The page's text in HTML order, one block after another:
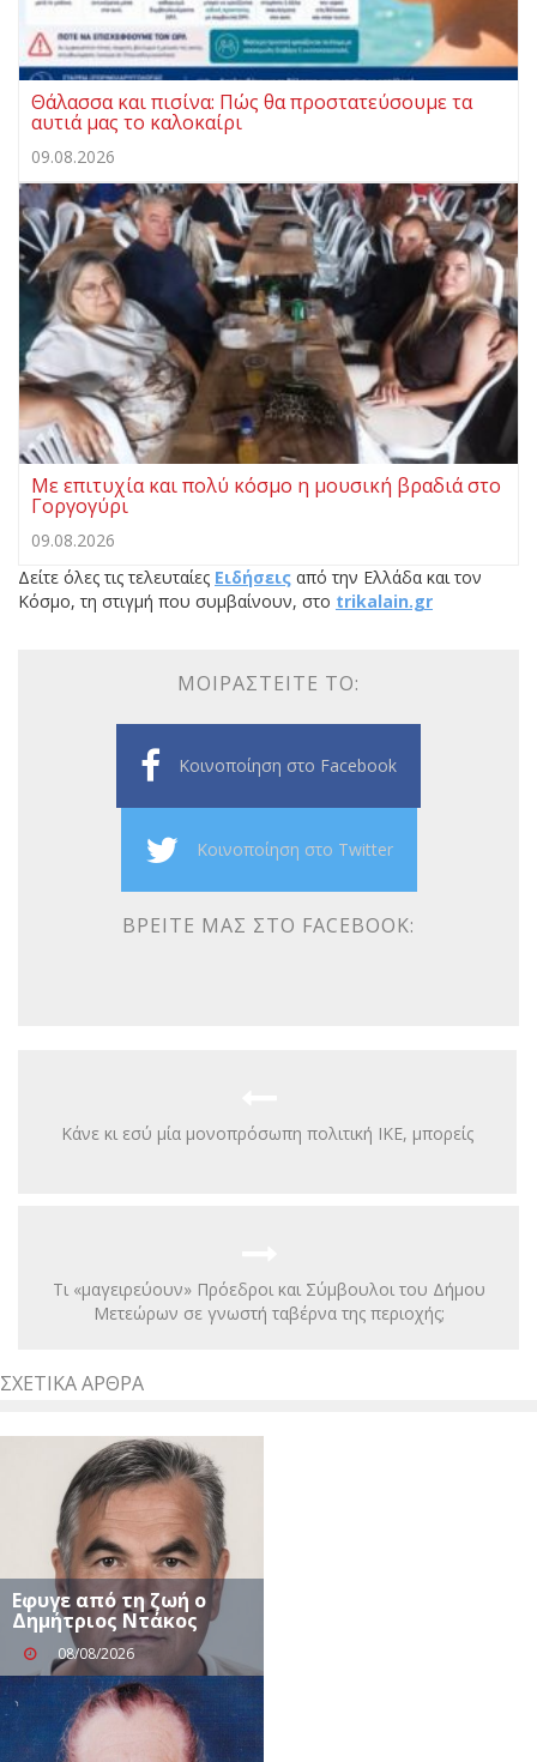
Θάλασσα και πισίνα: Πώς θα προστατεύσουμε τα
αυτιά μας το καλοκαίρι
09.08.2026
Με επιτυχία και πολύ κόσμο η μουσική βραδιά στο
Γοργογύρι
09.08.2026
Δείτε όλες τις τελευταίες Ειδήσεις από την Ελλάδα και τον
Κόσμο, τη στιγμή που συμβαίνουν, στο trikalain.gr
ΜΟΙΡΑΣΤΕΊΤΕ ΤΟ:
Κοινοποίηση στο Facebook
Κοινοποίηση στο Twitter
ΒΡΕΊΤΕ ΜΑΣ ΣΤΟ FACEBOOK:
Κάνε κι εσύ μία μονοπρόσωπη πολιτική ΙΚΕ, μπορείς
Τι «μαγειρεύουν» Πρόεδροι και Σύμβουλοι του Δήμου
Μετεώρων σε γνωστή ταβέρνα της περιοχής;
ΣΧΕΤΙΚΆ ΆΡΘΡΑ
Eφυγε από τη ζωή ο
Δημήτριος Ντάκος
08/08/2026